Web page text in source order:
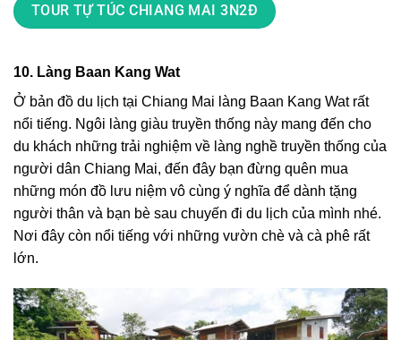
TOUR TỰ TÚC CHIANG MAI 3N2Đ
10. Làng Baan Kang Wat
Ở bản đồ du lịch tại Chiang Mai làng Baan Kang Wat rất
nổi tiếng. Ngôi làng giàu truyền thống này mang đến cho
du khách những trải nghiệm về làng nghề truyền thống của
người dân Chiang Mai, đến đây bạn đừng quên mua
những món đồ lưu niệm vô cùng ý nghĩa để dành tặng
người thân và bạn bè sau chuyến đi du lịch của mình nhé.
Nơi đây còn nổi tiếng với những vườn chè và cà phê rất
lớn.